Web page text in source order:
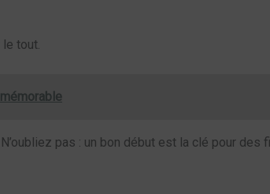
le tout.
pas : un bon début est la clé pour des